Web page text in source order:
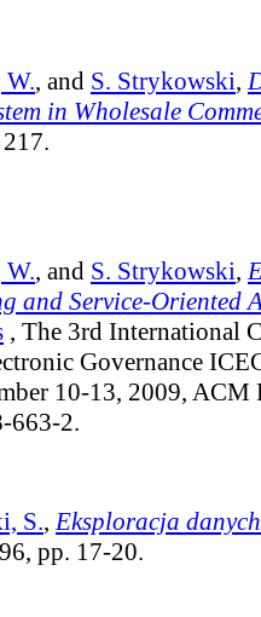
W., and S. Strykowski,
in Wholesale
W., and S. Strykowski,
and Service-Oriented
, The 3rd International
Governance
10-13, 2009, ACM
663-2.
S., Eksploracja danych
pp. 17-20.